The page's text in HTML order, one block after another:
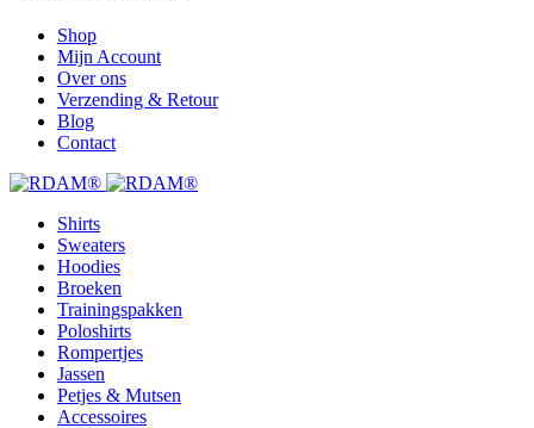
Shop
Mijn Account
Over ons
Verzending & Retour
Blog
Contact
Shirts
Sweaters
Hoodies
Broeken
Trainingspakken
Poloshirts
Rompertjes
Jassen
Petjes & Mutsen
Accessoires